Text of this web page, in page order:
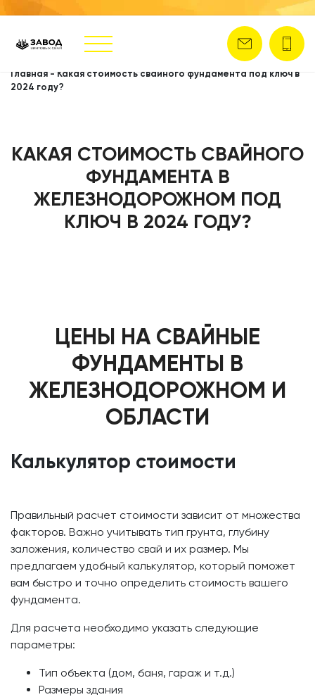
Главная - Какая стоимость свайного фундамента под ключ в
2024 году?
КАКАЯ СТОИМОСТЬ СВАЙНОГО
ФУНДАМЕНТА В
ЖЕЛЕЗНОДОРОЖНОМ ПОД
КЛЮЧ В 2024 ГОДУ?
ЦЕНЫ НА СВАЙНЫЕ
ФУНДАМЕНТЫ В
ЖЕЛЕЗНОДОРОЖНОМ И
ОБЛАСТИ
Калькулятор стоимости
Правильный расчет стоимости зависит от множества
факторов. Важно учитывать тип грунта, глубину
заложения, количество свай и их размер. Мы
предлагаем удобный калькулятор, который поможет
вам быстро и точно определить стоимость вашего
фундамента.
Для расчета необходимо указать следующие
параметры:
Тип объекта (дом, баня, гараж и т.д.)
Размеры здания